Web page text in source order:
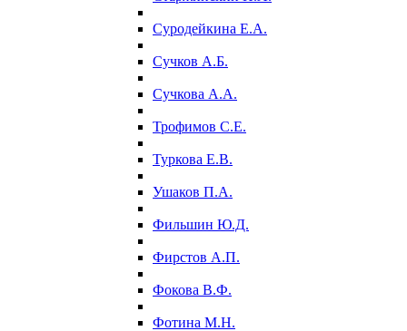
Суродейкина Е.А.
Сучков А.Б.
Сучкова А.А.
Трофимов С.Е.
Туркова Е.В.
Ушаков П.А.
Фильшин Ю.Д.
Фирстов А.П.
Фокова В.Ф.
Фотина М.Н.